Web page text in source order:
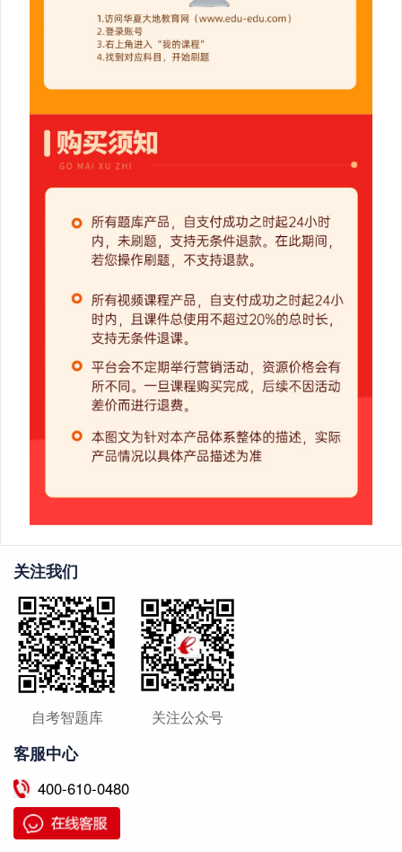
关注我们
自考智题库 关注公众号
客服中心
400-610-0480